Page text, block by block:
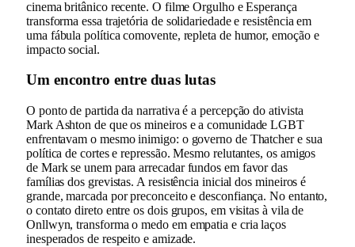
cinema britânico recente. O filme Orgulho e Esperança
transforma essa trajetória de solidariedade e resistência em
uma fábula política comovente, repleta de humor, emoção e
impacto social.
Um encontro entre duas lutas
O ponto de partida da narrativa é a percepção do ativista
Mark Ashton de que os mineiros e a comunidade LGBT
enfrentavam o mesmo inimigo: o governo de Thatcher e sua
política de cortes e repressão. Mesmo relutantes, os amigos
de Mark se unem para arrecadar fundos em favor das
famílias dos grevistas. A resistência inicial dos mineiros é
grande, marcada por preconceito e desconfiança. No entanto,
o contato direto entre os dois grupos, em visitas à vila de
Onllwyn, transforma o medo em empatia e cria laços
inesperados de respeito e amizade.